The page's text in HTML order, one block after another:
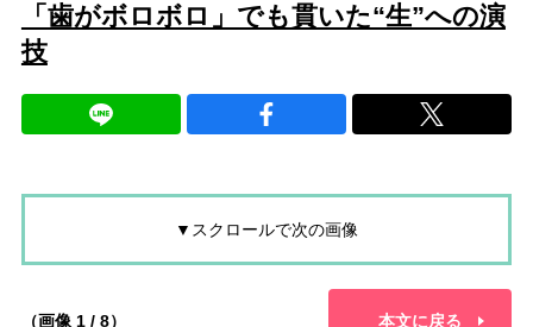
「歯がボロボロ」でも貫いた“生”への演
技
▼スクロールで次の画像
（画像 1 / 8） 本文に戻る